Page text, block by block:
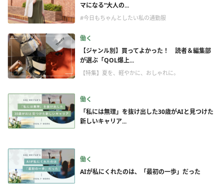
マになる“大人の...
#今日もちゃんとしたい私の通勤服
働く
【ジャンル別】買ってよかった！ 読者＆編集部
が選ぶ「QOL爆上...
【特集】夏を、軽やかに、おしゃれに。
働く
「私には無理」を抜け出した30歳がAIと見つけた
新しいキャリア...
働く
AIが私にくれたのは、「最初の一歩」だった